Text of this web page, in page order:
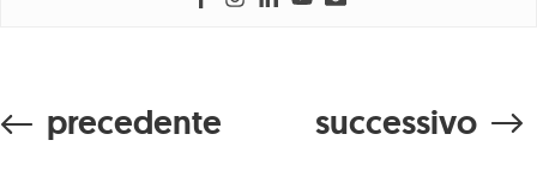
precedente successivo